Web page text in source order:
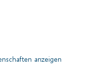
anzeigen